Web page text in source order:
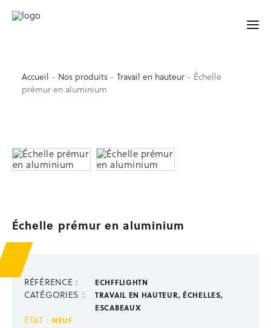
ACCUEIL
Garde-corps de sécurité
Accessoires de sécurité
Sécurité au sol
Occasion sécurité
TRAVAIL EN HAUTEUR
Escalier de talus 2-en-1 passerelle
Échelles, escabeaux
Passerelles, nacelles
Échafaudages mobiles
Accueil - Nos produits - Travail en hauteur - Échelle
prémur en aluminium
Échelle prémur en aluminium
RÉFÉRENCE : ECHFFLIGHTN
CATÉGORIES : TRAVAIL EN HAUTEUR, ÉCHELLES,
ESCABEAUX
ÉTAT : NEUF